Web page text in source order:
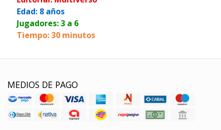
Edad: 8 años
Jugadores: 3 a 6
Tiempo: 30 minutos
MEDIOS DE PAGO